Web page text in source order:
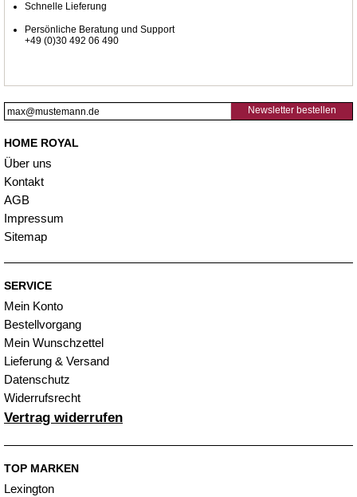
Schnelle Lieferung
Persönliche Beratung und Support
+49 (0)30 492 06 490
Newsletter bestellen
HOME ROYAL
Über uns
Kontakt
AGB
Impressum
Sitemap
SERVICE
Mein Konto
Bestellvorgang
Mein Wunschzettel
Lieferung & Versand
Datenschutz
Widerrufsrecht
Vertrag widerrufen
TOP MARKEN
Lexington